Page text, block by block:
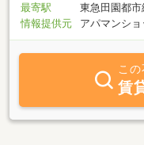
最寄駅
東急田園都市
情報提供元
アパマンショ
こ
賃